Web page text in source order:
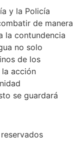
y la Policía
de manera
la contundencia
no solo
de los
acción
se guardará